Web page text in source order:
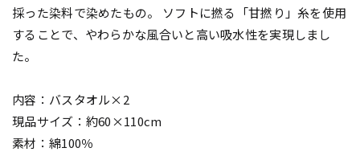
採った染料で染めたもの。 ソフトに撚る「甘撚り」糸を使用
することで、やわらかな風合いと高い吸水性を実現しまし
た。
内容：バスタオル×2
現品サイズ：約60×110cm
素材：綿100％